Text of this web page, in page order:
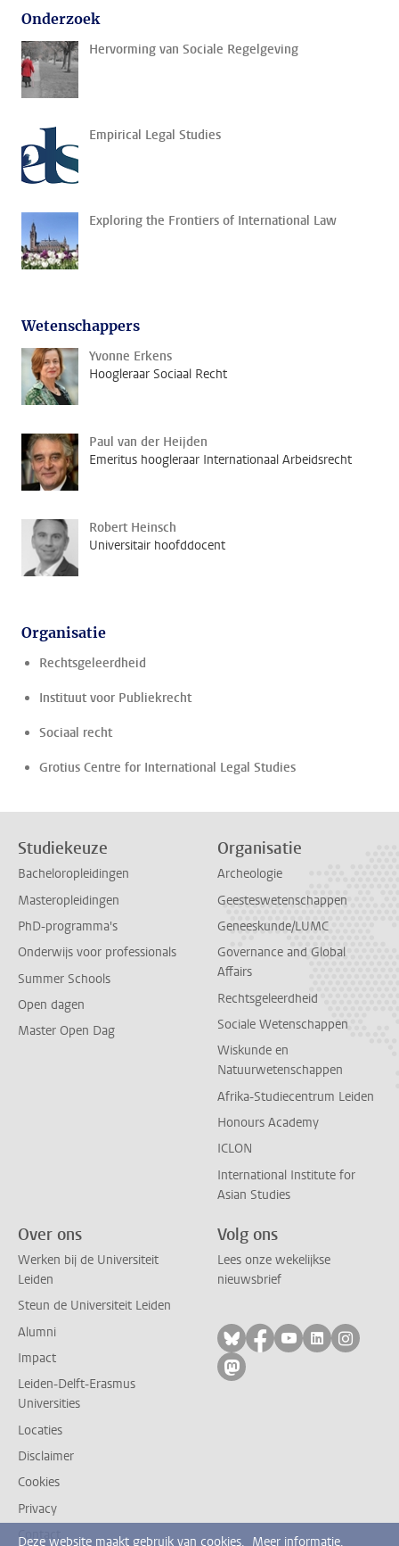
Onderzoek
Hervorming van Sociale Regelgeving
Empirical Legal Studies
Exploring the Frontiers of International Law
Wetenschappers
Yvonne Erkens
Hoogleraar Sociaal Recht
Paul van der Heijden
Emeritus hoogleraar Internationaal Arbeidsrecht
Robert Heinsch
Universitair hoofddocent
Organisatie
Rechtsgeleerdheid
Instituut voor Publiekrecht
Sociaal recht
Grotius Centre for International Legal Studies
Studiekeuze
Bacheloropleidingen
Masteropleidingen
PhD-programma's
Onderwijs voor professionals
Summer Schools
Open dagen
Master Open Dag
Organisatie
Archeologie
Geesteswetenschappen
Geneeskunde/LUMC
Governance and Global
Affairs
Rechtsgeleerdheid
Sociale Wetenschappen
Wiskunde en
Natuurwetenschappen
Afrika-Studiecentrum Leiden
Honours Academy
ICLON
International Institute for
Asian Studies
Over ons
Werken bij de Universiteit
Leiden
Steun de Universiteit Leiden
Alumni
Impact
Leiden-Delft-Erasmus
Universities
Locaties
Disclaimer
Cookies
Privacy
Contact
Volg ons
Lees onze wekelijkse
nieuwsbrief
Volg ons op bluesky
Volg ons op
Volg ons op
Volg ons
Volg
Volg ons op mastodon
Deze website maakt gebruik van cookies. Meer informatie.